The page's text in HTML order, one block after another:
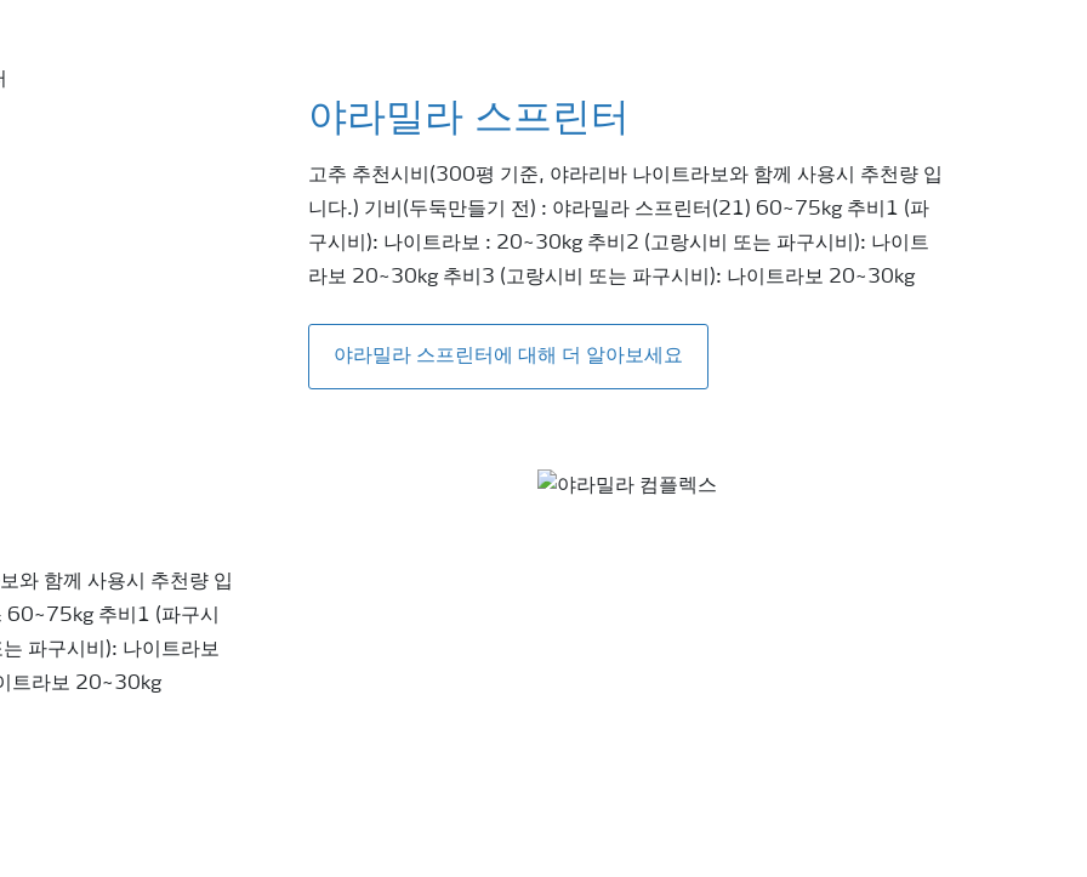
야라밀라 스프린터
고추 추천시비(300평 기준, 야라리바 나이트라보와 함께 사용시 추천량 입
니다.) 기비(두둑만들기 전) : 야라밀라 스프린터(21) 60~75kg 추비1 (파
구시비): 나이트라보 : 20~30kg 추비2 (고랑시비 또는 파구시비): 나이트
라보 20~30kg 추비3 (고랑시비 또는 파구시비): 나이트라보 20~30kg
야라밀라 스프린터에 대해 더 알아보세요
와 함께 사용시 추천량 입
60~75kg 추비1 (파구시
파구시비): 나이트라보
트라보 20~30kg